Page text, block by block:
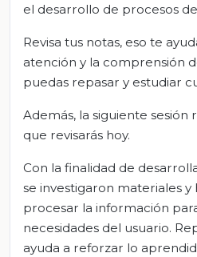
el desarrollo de procesos
Revisa tus notas, eso te
atención y la comprensión
puedas repasar y estudiar
Además, la siguiente
que revisarás hoy.
Con la finalidad de
se investigaron materiales
procesar la información
necesidades del usuario.
ayuda a reforzar lo